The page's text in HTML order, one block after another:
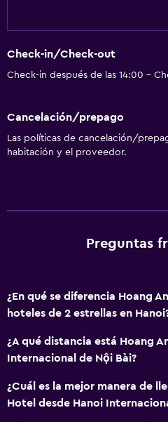
Check-in/Check-out
Check-in después de las 14:00 -
Cancelación/prepago
Las políticas de cancelación/
habitación y el proveedor.
Preguntas
¿En qué se diferencia Hoang
hoteles de 2 estrellas en
¿A qué distancia está Hoang
Internacional de Nội Bài?
¿Cuál es la mejor manera de
Hotel desde Hanoi